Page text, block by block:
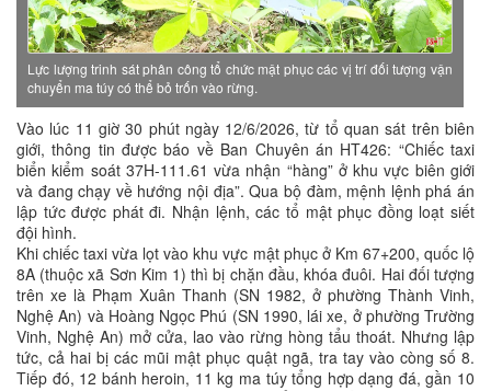
Lực lượng trinh sát phân công tổ chức mật phục các vị trí đối tượng vận
chuyển ma túy có thể bỏ trốn vào rừng.
Vào lúc 11 giờ 30 phút ngày 12/6/2026, từ tổ quan sát trên biên
giới, thông tin được báo về Ban Chuyên án HT426: “Chiếc taxi
biển kiểm soát 37H-111.61 vừa nhận “hàng” ở khu vực biên giới
và đang chạy về hướng nội địa”. Qua bộ đàm, mệnh lệnh phá án
lập tức được phát đi. Nhận lệnh, các tổ mật phục đồng loạt siết
đội hình.
Khi chiếc taxi vừa lọt vào khu vực mật phục ở Km 67+200, quốc lộ
8A (thuộc xã Sơn Kim 1) thì bị chặn đầu, khóa đuôi. Hai đối tượng
trên xe là Phạm Xuân Thanh (SN 1982, ở phường Thành Vinh,
Nghệ An) và Hoàng Ngọc Phú (SN 1990, lái xe, ở phường Trường
Vinh, Nghệ An) mở cửa, lao vào rừng hòng tẩu thoát. Nhưng lập
tức, cả hai bị các mũi mật phục quật ngã, tra tay vào còng số 8.
Tiếp đó, 12 bánh heroin, 11 kg ma túy tổng hợp dạng đá, gần 10